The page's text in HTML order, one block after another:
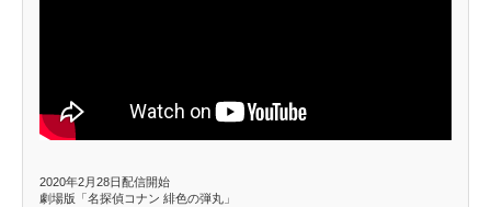
2020年2月28日配信開始
劇場版「名探偵コナン 緋色の弾丸」